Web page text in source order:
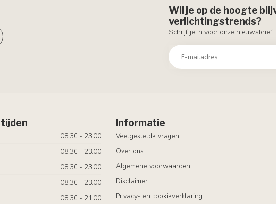
Wil je op de hoogte
verlichtingstrends?
Schrijf je in voor onze nieuwsbrief
08.30 - 23.00
08.30 - 23.00
08.30 - 23.00
08.30 - 23.00
08.30 - 21.00
Informatie
Veelgestelde vragen
Over ons
Algemene voorwaarden
Disclaimer
Privacy- en cookieverklaring